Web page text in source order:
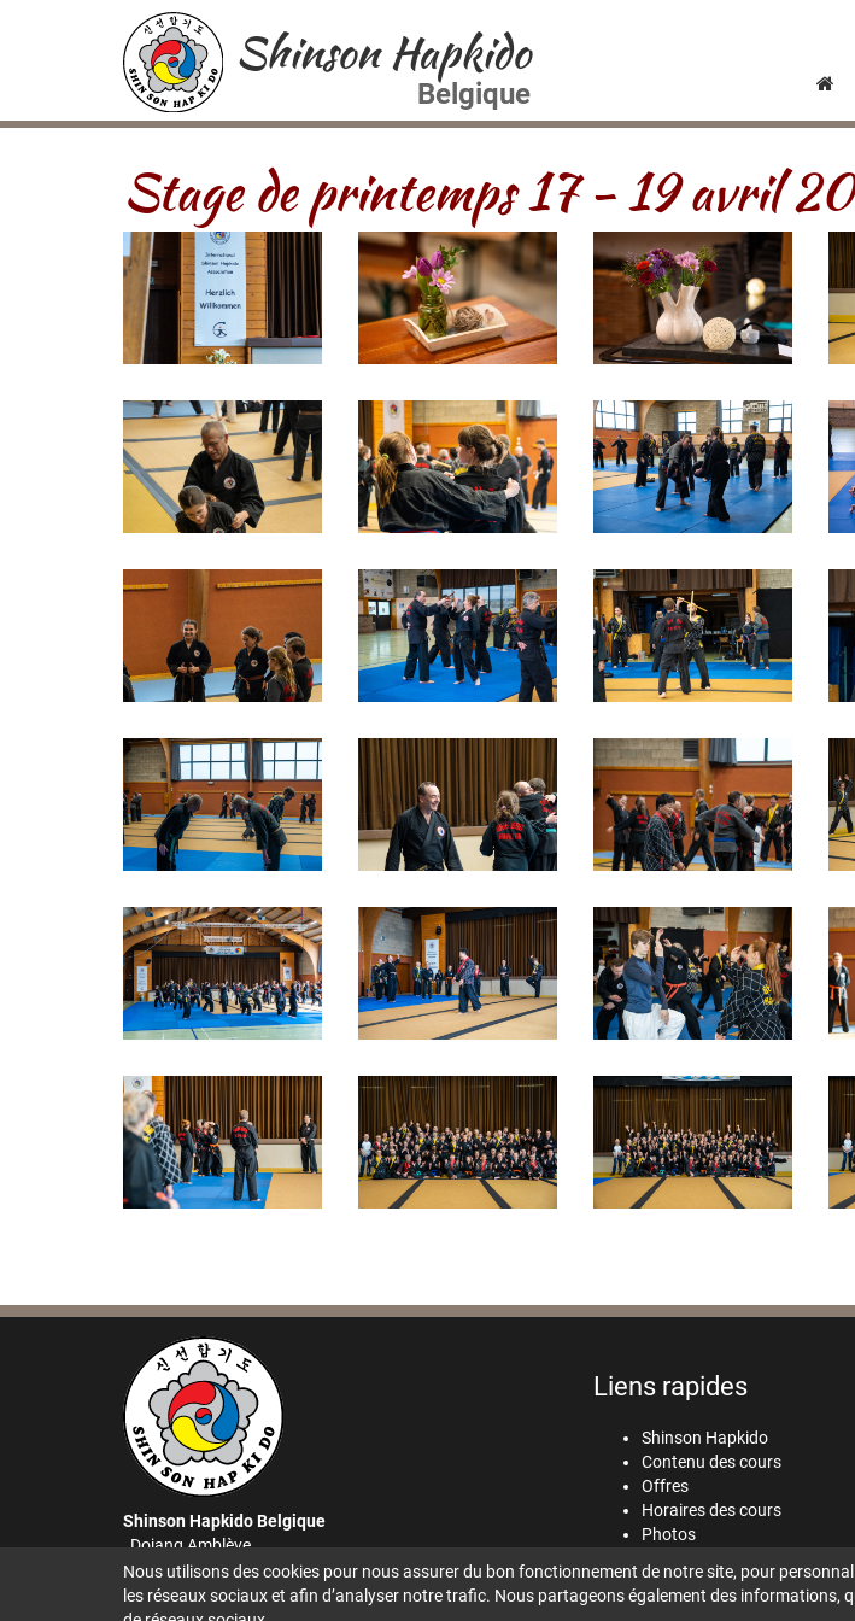
Nous utilisons des cookies pour nous assurer du bon fonctionnement de notre site, pour
les réseaux sociaux et afin d’analyser notre trafic. Nous partageons également des
Shinson Hapkido
Belgique
Stage de printemps 17 - 19 avril
Shinson Hapkido Belgique
Dojang Amblève
Dojang Elsenborn
Dojang Eupen
Dojang St. Vith
Liens rapides
Shinson Hapkido
Contenu des cours
Offres
Horaires des cours
Photos